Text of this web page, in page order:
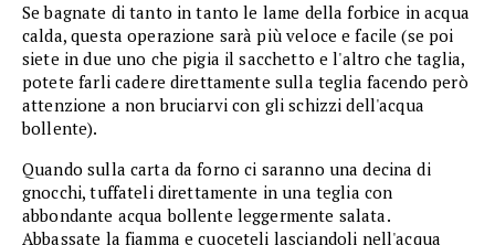
Se bagnate di tanto in tanto le lame della forbice in acqua
calda, questa operazione sarà più veloce e facile (se poi
siete in due uno che pigia il sacchetto e l'altro che taglia,
potete farli cadere direttamente sulla teglia facendo però
attenzione a non bruciarvi con gli schizzi dell'acqua
bollente).
Quando sulla carta da forno ci saranno una decina di
gnocchi, tuffateli direttamente in una teglia con
abbondante acqua bollente leggermente salata.
Abbassate la fiamma e cuoceteli lasciandoli nell'acqua